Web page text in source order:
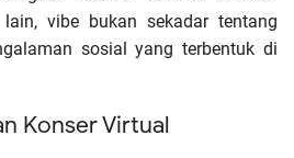
vibe bukan sekadar tentang
sosial yang terbentuk di
Konser Virtual